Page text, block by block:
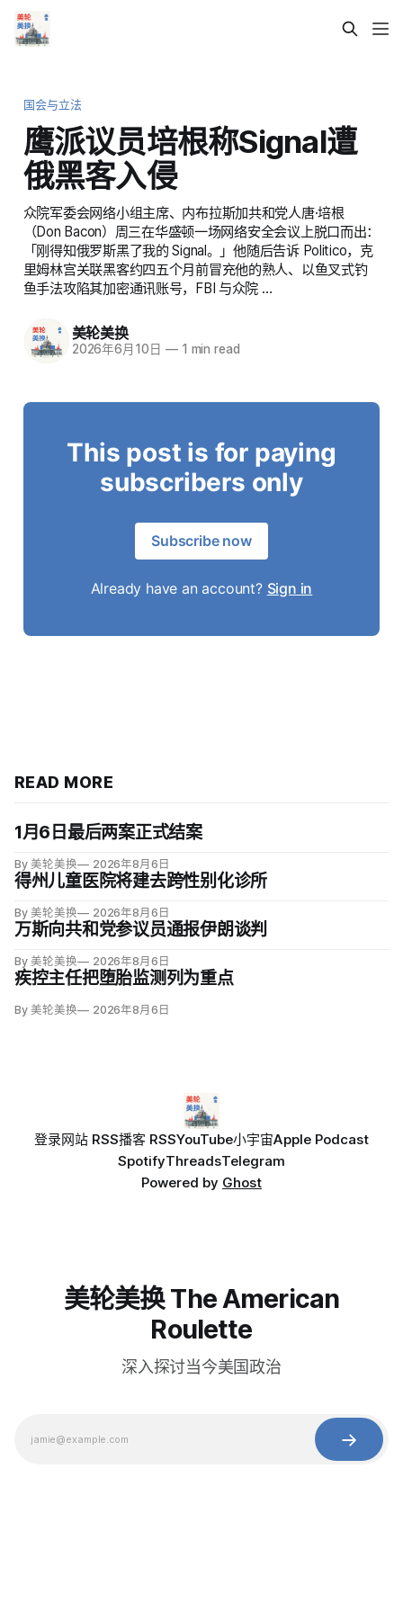
国会与立法
鹰派议员培根称Signal遭
俄黑客入侵
众院军委会网络小组主席、内布拉斯加共和党人唐·培根
（Don Bacon）周三在华盛顿一场网络安全会议上脱口而出：
「刚得知俄罗斯黑了我的 Signal。」他随后告诉 Politico，克
里姆林宫关联黑客约四五个月前冒充他的熟人、以鱼叉式钓
鱼手法攻陷其加密通讯账号，FBI 与众院 …
美轮美换
2026年6月10日 —1 min read
This post is for paying
subscribers only
Subscribe now
Already have an account? Sign in
READ MORE
1月6日最后两案正式结案
By 美轮美换 2026年8月6日
得州儿童医院将建去跨性别化诊所
By 美轮美换 2026年8月6日
万斯向共和党参议员通报伊朗谈判
By 美轮美换 2026年8月6日
疾控主任把堕胎监测列为重点
By 美轮美换 2026年8月6日
登录网站 RSS播客 RSSYouTube小宇宙Apple Podcast
SpotifyThreadsTelegram
Powered by Ghost
美轮美换 The American
Roulette
深入探讨当今美国政治